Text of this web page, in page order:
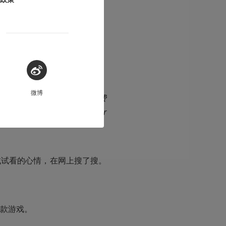
一瞬间我被吸引了。当时费
个游戏的名字《The Banner
看的心情，在网上搜了搜。
游戏。
微博